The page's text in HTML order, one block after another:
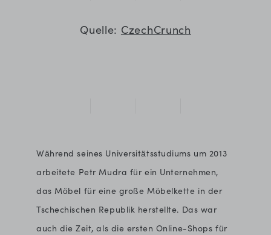
Quelle: CzechCrunch
Während seines Universitätsstudiums um 2013
arbeitete Petr Mudra für ein Unternehmen,
das Möbel für eine große Möbelkette in der
Tschechischen Republik herstellte. Das war
auch die Zeit, als die ersten Online-Shops für